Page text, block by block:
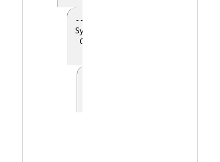
- - - - E90
Symbolic
Object